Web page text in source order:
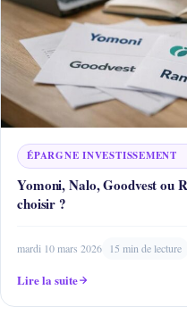
ÉPARGNE INVESTISSEMENT
Yomoni, Nalo, Goodvest ou
choisir ?
mardi 10 mars 2026 15 min de lecture
Lire la suite